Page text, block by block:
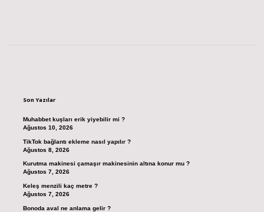
Son Yazılar
Muhabbet kuşları erik yiyebilir mi ?
Ağustos 10, 2026
TikTok bağlantı ekleme nasıl yapılır ?
Ağustos 8, 2026
Kurutma makinesi çamaşır makinesinin altına konur mu ?
Ağustos 7, 2026
Keleş menzili kaç metre ?
Ağustos 7, 2026
Bonoda aval ne anlama gelir ?